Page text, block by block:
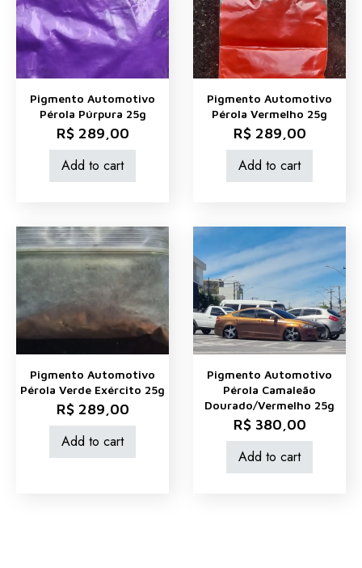
Pigmento Automotivo
Pérola Púrpura 25g
R$289,00
Add to cart
Pigmento Automotivo
Pérola Vermelho 25g
R$289,00
Add to cart
Pigmento Automotivo
Pérola Verde Exército 25g
R$289,00
Add to cart
Pigmento Automotivo
Pérola Camaleão
Dourado/Vermelho 25g
R$380,00
Add to cart